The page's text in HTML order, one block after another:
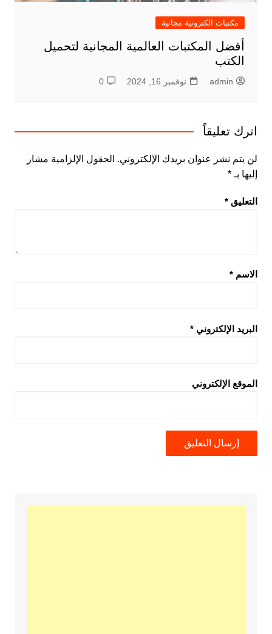
مكتبات الكترونية مجانية
أفضل المكتبات العالمية المجانية لتحميل
الكتب
admin نوفمبر 16, 2024 0
اترك تعليقاً
لن يتم نشر عنوان بريدك الإلكتروني. الحقول الإلزامية مشار
إليها بـ *
التعليق *
الاسم *
البريد الإلكتروني *
الموقع الإلكتروني